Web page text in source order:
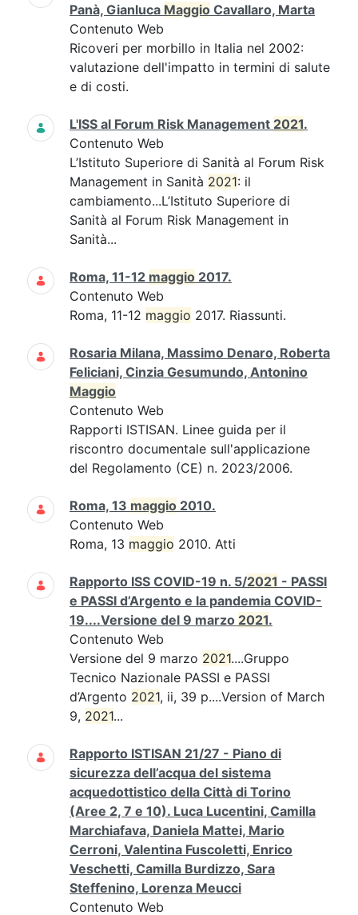
Panà, Gianluca Maggio Cavallaro, Marta
Contenuto Web
Ricoveri per morbillo in Italia nel 2002:
valutazione dell'impatto in termini di salute
e di costi.
L'ISS al Forum Risk Management 2021.
Contenuto Web
L’Istituto Superiore di Sanità al Forum Risk
Management in Sanità 2021: il
cambiamento...L’Istituto Superiore di
Sanità al Forum Risk Management in
Sanità...
Roma, 11-12 maggio 2017.
Contenuto Web
Roma, 11-12 maggio 2017. Riassunti.
Rosaria Milana, Massimo Denaro, Roberta
Feliciani, Cinzia Gesumundo, Antonino
Maggio
Contenuto Web
Rapporti ISTISAN. Linee guida per il
riscontro documentale sull'applicazione
del Regolamento (CE) n. 2023/2006.
Roma, 13 maggio 2010.
Contenuto Web
Roma, 13 maggio 2010. Atti
Rapporto ISS COVID-19 n. 5/2021 - PASSI
e PASSI d’Argento e la pandemia COVID-
19....Versione del 9 marzo 2021.
Contenuto Web
Versione del 9 marzo 2021....Gruppo
Tecnico Nazionale PASSI e PASSI
d’Argento 2021, ii, 39 p....Version of March
9, 2021...
Rapporto ISTISAN 21/27 - Piano di
sicurezza dell’acqua del sistema
acquedottistico della Città di Torino
(Aree 2, 7 e 10). Luca Lucentini, Camilla
Marchiafava, Daniela Mattei, Mario
Cerroni, Valentina Fuscoletti, Enrico
Veschetti, Camilla Burdizzo, Sara
Steffenino, Lorenza Meucci
Contenuto Web